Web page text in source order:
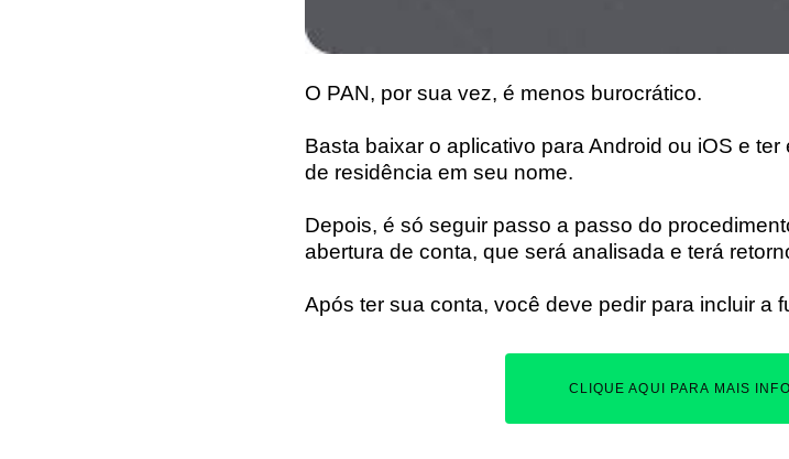
O PAN, por sua vez, é menos burocrático.
Basta baixar o aplicativo para Android ou iOS e
de residência em seu nome.
Depois, é só seguir passo a passo do
abertura de conta, que será analisada e terá
Após ter sua conta, você deve pedir para incluir a
CLIQUE AQUI PARA MAIS